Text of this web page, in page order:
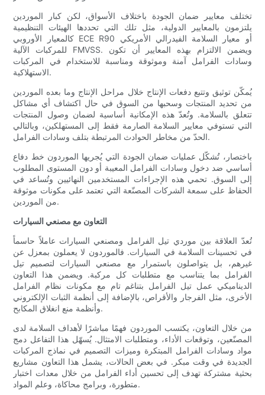
تختلف معايير ضمان الجودة باختلاف الأسواق، لكن كبار الموردين
يلتزمون بالمعايير الدولية، مثل تلك التي تحددها الهيئات التنظيمية
كالمعيار الأوروبي ECE R90 أو معيار السلامة الفيدرالي الأمريكي
للمركبات الآلية FMVSS. ويضمن الالتزام بهذه المعايير أن تكون
وسادات الفرامل آمنة وموثوقة ومناسبة للاستخدام في المركبات
الاستهلاكية.
يُمكّن توثيق وتتبع دفعات الإنتاج خلال مراحل الإنتاج وما بعده الموردين
من تحديد المنتجات وسحبها من السوق في حال اكتشاف أي مشاكل
تتعلق بالسلامة. وتُعدّ هذه الإمكانية أساسية لضمان وصول المنتجات
التي تستوفي معايير السلامة الصارمة فقط إلى المستهلكين، وبالتالي
الحدّ من مخاطر الحوادث المرتبطة بتلف وسادات الفرامل.
باختصار، تُشكّل عمليات ضمان الجودة التي يُجريها الموردون خط دفاع
أساسي ضد دخول وسادات الفرامل المعيبة أو دون المستوى المطلوب
إلى السوق. تحمي هذه الإجراءات المستخدمين النهائيين وتُساعد في
الحفاظ على سمعة الشركات المصنّعة التي تعتمد على مكونات موثوقة
من الموردين.
التعاون مع مصنعي السيارات
تُعدّ العلاقة بين موردي تيل الفرامل ومصنعي السيارات عاملاً حاسماً
في تحسينات السلامة في السيارات. فالموردون لا يعملون بمعزل عن
غيرهم، بل يتواصلون باستمرار مع مصنعي السيارات لتصميم تيل
الفرامل بما يتناسب مع متطلبات كل مركبة. ويضمن هذا التعاون
الديناميكي عمل تيل الفرامل بتناغم تام مع مكونات نظام الفرامل
الأخرى، مثل الفرجار والأقراص، بالإضافة إلى أنظمة الثبات الإلكتروني
وأنظمة منع انغلاق المكابح.
من خلال التعاون، يكتسب الموردون فهمًا مباشرًا لأهداف السلامة لدى
المصنّعين، وتوقعات الأداء، ومتطلبات الامتثال. يُسهّل هذا التفاعل دمج
مواد وسادات الفرامل المبتكرة وميزات التصميم في نماذج المركبات
الجديدة في وقت مبكر. في بعض الحالات، يشمل هذا التعاون مشاريع
بحثية مشتركة تهدف إلى تحسين أداء الفرامل من خلال معدات اختبار
متطورة، وبرامج محاكاة، وعلم المواد.